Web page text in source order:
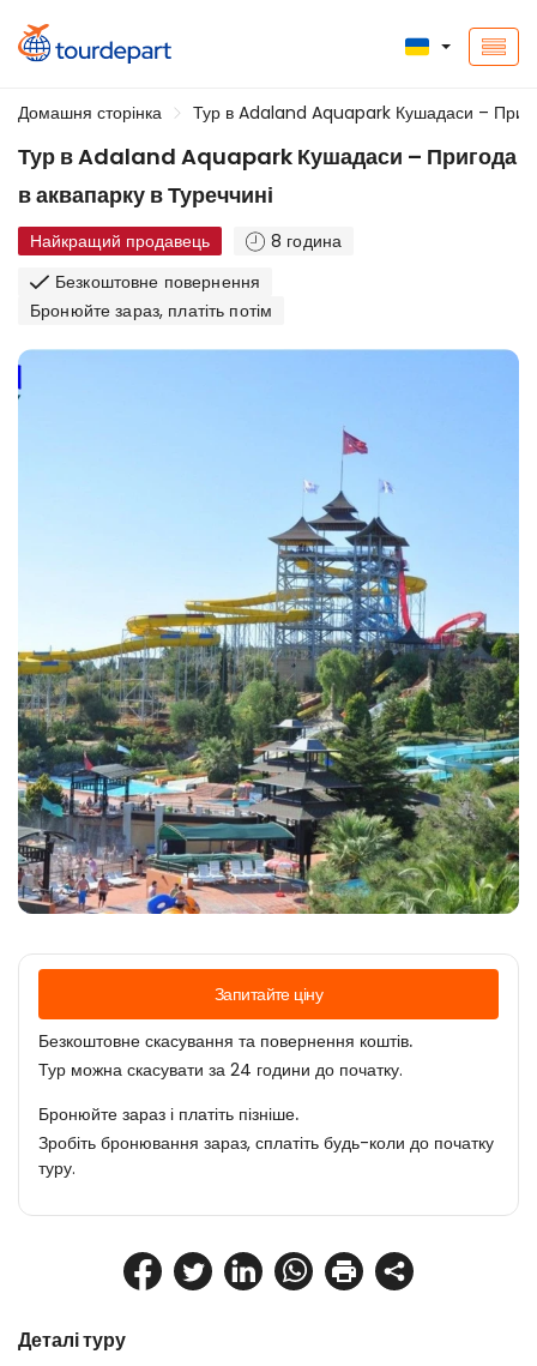
Домашня сторінка Тур в Adaland Aquapark Кушадаси –
Тур в Adaland Aquapark Кушадаси – Пригода
в аквапарку в Туреччині
Найкращий продавець
8 година
Безкоштовне повернення
Бронюйте зараз, платіть потім
Деталі туру
Запитайте ціну
Безкоштовне скасування та повернення коштів.
Тур можна скасувати за 24 години до початку.
Бронюйте зараз і платіть пізніше.
Зробіть бронювання зараз, сплатіть будь-коли до початку
туру.